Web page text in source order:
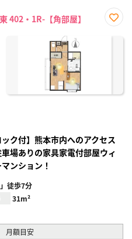
402・1R-【角部屋】
に入
ク付】熊本市内へのアクセス
場ありの家具家電付部屋ウィ
ンション！
徒歩7分
31m²
月額目安